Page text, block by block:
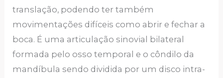
translação, podendo ter também
movimentações difíceis como abrir e fechar a
boca. É uma articulação sinovial bilateral
formada pelo osso temporal e o côndilo da
mandíbula sendo dividida por um disco intra-